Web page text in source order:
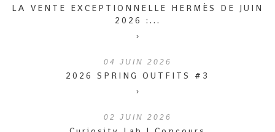
LA VENTE EXCEPTIONNELLE HERMÈS DE JUIN
2026 :...
›
04 JUIN 2026
2026 SPRING OUTFITS #3
›
02 JUIN 2026